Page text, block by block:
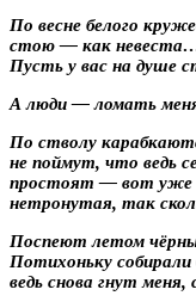
По весне белого
стою — как
Пусть у вас на душе
А люди — ломать
По стволу
не поймут, что ведь
простоят — вот уже
нетронутая, так
Поспеют летом
Потихоньку
ведь снова гнут